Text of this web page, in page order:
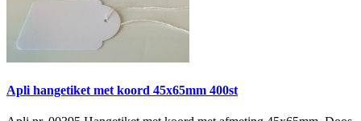
Apli hangetiket met koord 45x65mm 400st